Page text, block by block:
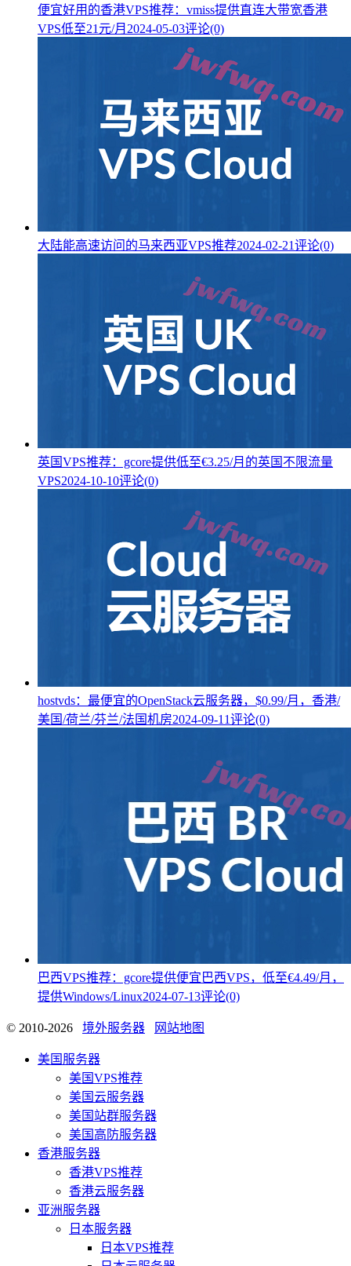
便宜好用的香港VPS推荐：vmiss提供直连大带宽香港
VPS低至21元/月 2024-05-03评论(0)
大陆能高速访问的马来西亚VPS推荐2024-02-21评论(0)
英国VPS推荐：gcore提供低至€3.25/月的英国不限流量
VPS2024-10-10评论(0)
hostvds：最便宜的OpenStack云服务器，$0.99/月，香港/
美国/荷兰/芬兰/法国机房2024-09-11评论(0)
巴西VPS推荐：gcore提供便宜巴西VPS，低至€4.49/月，
提供Windows/Linux2024-07-13评论(0)
© 2010-2026 境外服务器 网站地图
美国服务器
美国VPS推荐
美国云服务器
美国站群服务器
美国高防服务器
香港服务器
香港VPS推荐
香港云服务器
亚洲服务器
日本服务器
日本VPS推荐